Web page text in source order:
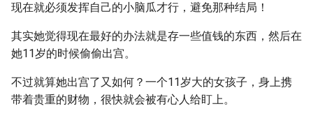
现在就必须发挥自己的小脑瓜才行，避免那种结局！
其实她觉得现在最好的办法就是存一些值钱的东西，然后在
她11岁的时候偷偷出宫。
不过就算她出宫了又如何？一个11岁大的女孩子，身上携
带着贵重的财物，很快就会被有心人给盯上。